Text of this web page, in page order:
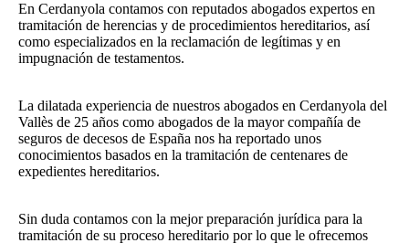
En Cerdanyola contamos con reputados abogados expertos en
tramitación de herencias y de procedimientos hereditarios, así
como especializados en la reclamación de legítimas y en
impugnación de testamentos.
La dilatada experiencia de nuestros abogados en Cerdanyola del
Vallès de 25 años como abogados de la mayor compañía de
seguros de decesos de España nos ha reportado unos
conocimientos basados en la tramitación de centenares de
expedientes hereditarios.
Sin duda contamos con la mejor preparación jurídica para la
tramitación de su proceso hereditario por lo que le ofrecemos